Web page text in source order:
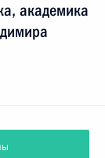
академика